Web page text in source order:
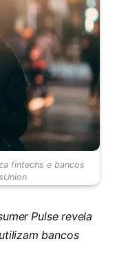
fintechs e bancos
Pulse revela
bancos